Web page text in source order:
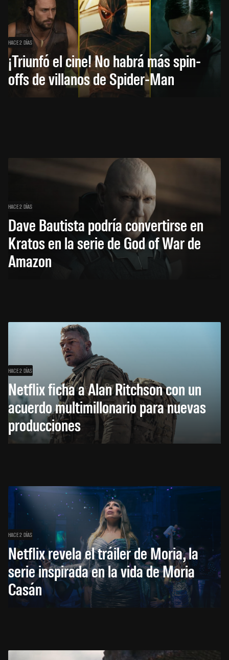
HACE 2 DÍAS
¡Triunfó el cine! No habrá más spin-
offs de villanos de Spider-Man
HACE 2 DÍAS
Dave Bautista podría convertirse en
Kratos en la serie de God of War de
Amazon
HACE 2 DÍAS
Netflix ficha a Alan Ritchson con un
acuerdo multimillonario para nuevas
producciones
HACE 2 DÍAS
Netflix revela el tráiler de Moria, la
serie inspirada en la vida de Moria
Casán